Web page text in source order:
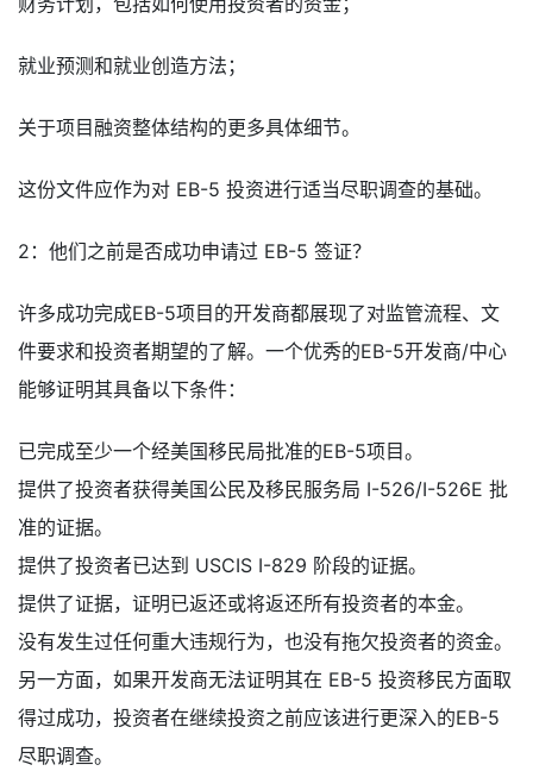
就业预测和就业创造方法；
关于项目融资整体结构的更多具体细节。
这份文件应作为对 EB-5 投资进行适当尽职调查的基础。
2：他们之前是否成功申请过 EB-5 签证？
许多成功完成EB-5项目的开发商都展现了对监管流程、文
件要求和投资者期望的了解。一个优秀的EB-5开发商/中心
能够证明其具备以下条件：
已完成至少一个经美国移民局批准的EB-5项目。
提供了投资者获得美国公民及移民服务局 I-526/I-526E 批
准的证据。
提供了投资者已达到 USCIS I-829 阶段的证据。
提供了证据，证明已返还或将返还所有投资者的本金。
没有发生过任何重大违规行为，也没有拖欠投资者的资金。
另一方面，如果开发商无法证明其在 EB-5 投资移民方面取
得过成功，投资者在继续投资之前应该进行更深入的EB-5
尽职调查。